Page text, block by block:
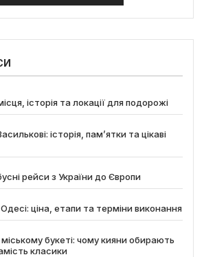
історія та локації для подорожі
історія, пам’ятки та цікаві
рейси з України до Європи
ціна, етапи та терміни виконання
букеті: чому кияни обирають
класики